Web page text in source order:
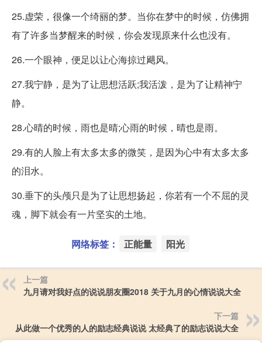
25.虚荣，很像一个绮丽的梦。当你在梦中的时候，仿佛拥
有了许多当梦醒来的时候，你会发现原来什么也没有。
26.一个眼神，便足以让心海掠过飓风。
27.我宁静，是为了让思想活跃;我活泼，是为了让精神宁
静。
28.心晴的时候，雨也是晴;心雨的时候，晴也是雨。
29.有的人脸上有太多太多的微笑，是因为心中有太多太多
的泪水。
30.垂下的头颅只是为了让思想扬起，你若有一个不屈的灵
魂，脚下就会有一片坚实的土地。
网络标签： 正能量 阳光
上一篇
九月请对我好点的说说朋友圈2018 关于九月的心情说说大全
下一篇
从此做一个优秀的人的励志经典说说 太经典了的励志说说大全